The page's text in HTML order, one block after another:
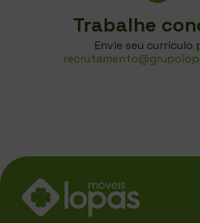
Trabalhe
Envie seu currículo